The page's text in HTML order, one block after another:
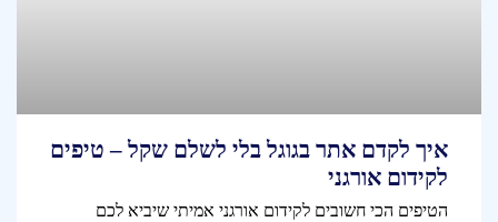
איך לקדם אתר בגוגל בלי לשלם שקל – טיפים
לקידום אורגני
הטיפים הכי חשובים לקידום אורגני אמיתי שיביא לכם